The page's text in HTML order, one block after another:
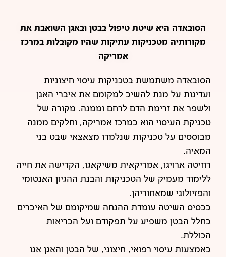
הסובאדה היא שיטת טיפול בבטן ובאגן השואבת את
מקורותיה מטכניקות עתיקות שהיו מקובלות במרכז
אמריקה
הסובאדה משתמשת בטכניקות עיסוי חיצוניות
ועדינות על מנת להשיב למקומם את איברי האגן
ולשפר את זרימת הדם לרחם וממנה. מקורה של
טכניקת העיסוי הוא במרכז אמריקה, וחלקים ממנה
מבוססים על טכניקות שנלמדו מצאצאי שבט בני
המאיה.
רוזיטה ארויגו, אמריקאית משיקאגו, הקדישה את חייה
ללימוד מעמיק של הטכניקות והבנת ההגיון האנטומי
והפזיולוגי שמאחוריהן.
בבסיס השיטה עומדת ההנחה שמיקומם של האיברים
בחלל הבטן משפיע על תפקודם ועל הבריאות
הכוללת.
באמצעות עיסוי רפואי, חיצוני, של הבטן והאגן אנו